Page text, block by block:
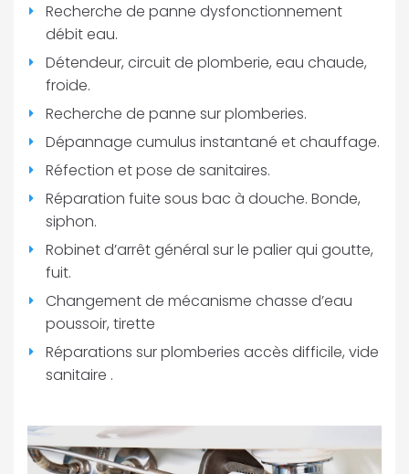
Recherche de panne dysfonctionnement
débit eau.
Détendeur, circuit de plomberie, eau chaude,
froide.
Recherche de panne sur plomberies.
Dépannage cumulus instantané et chauffage.
Réfection et pose de sanitaires.
Réparation fuite sous bac à douche. Bonde,
siphon.
Robinet d’arrêt général sur le palier qui goutte,
fuit.
Changement de mécanisme chasse d’eau
poussoir, tirette
Réparations sur plomberies accès difficile, vide
sanitaire .